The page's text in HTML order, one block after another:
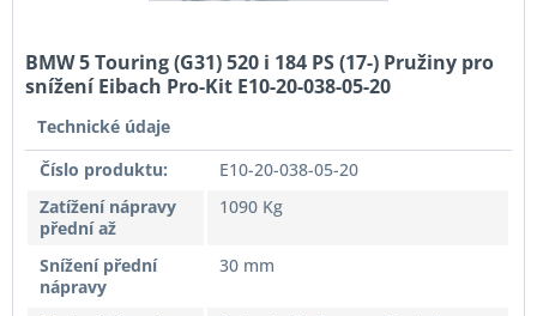
BMW 5 Touring (G31) 520 i 184 PS (17-) Pružiny pro
snížení Eibach Pro-Kit E10-20-038-05-20
Technické údaje
Číslo produktu:
E10-20-038-05-20
Zatížení nápravy
přední až
1090 Kg
Snížení přední
nápravy
30 mm